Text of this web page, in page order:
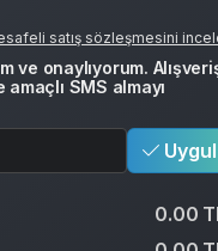
satış sözleşmesini
ve onaylıyorum.
SMS almayı
0.00